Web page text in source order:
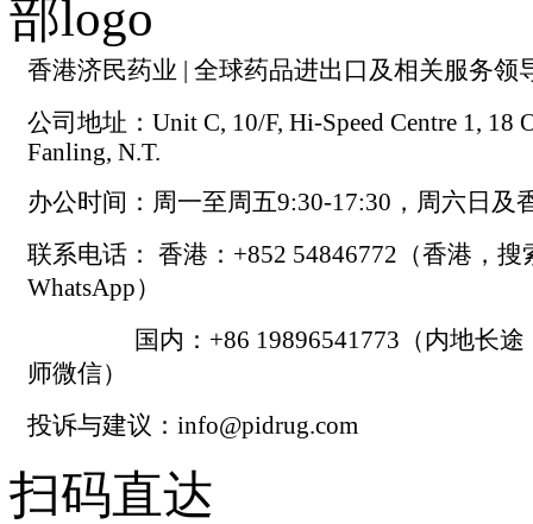
香港济民药业 | 全球药品进出口及相关服务领
公司地址：Unit C, 10/F, Hi-Speed Centre 1, 18
Fanling, N.T.
办公时间：周一至周五9:30-17:30，周六日及
联系电话： 香港：+852 54846772（香港，搜
WhatsApp）
国内：+86 19896541773（内地长途
师微信）
投诉与建议：info@pidrug.com
扫码直达